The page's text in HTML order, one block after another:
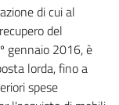
di cui al
del
gennaio 2016, è
lorda, fino a
spese